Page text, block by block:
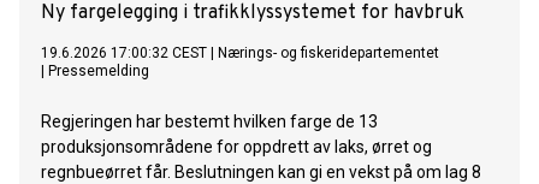
Ny fargelegging i trafikklyssystemet for havbruk
19.6.2026 17:00:32 CEST
Nærings- og fiskeridepartementet
Pressemelding
Regjeringen har bestemt hvilken farge de 13
produksjonsområdene for oppdrett av laks, ørret og
regnbueørret får. Beslutningen kan gi en vekst på om lag 8